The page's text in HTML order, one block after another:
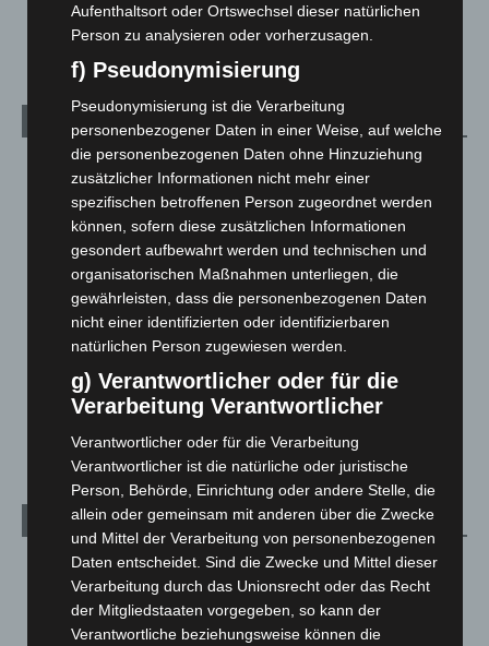
Celle: Mensch stirbt bei Bagger-Unfall auf Baustelle
5. August 2026
Blaulicht
2.799
Corona-News
712
Hannover und Region
Langenhagen und Ortsteile
Leserbriefe
Menschen
Veranstaltungen
Archiv
August 2026(14)
Juli 2026
(73)
Juni 2026(139)
Aufenthaltsort oder Ortswechsel dieser natürlichen
Person zu analysieren oder vorherzusagen.
f) Pseudonymisierung
Pseudonymisierung ist die Verarbeitung
personenbezogener Daten in einer Weise, auf welche
die personenbezogenen Daten ohne Hinzuziehung
zusätzlicher Informationen nicht mehr einer
spezifischen betroffenen Person zugeordnet werden
können, sofern diese zusätzlichen Informationen
gesondert aufbewahrt werden und technischen und
organisatorischen Maßnahmen unterliegen, die
gewährleisten, dass die personenbezogenen Daten
nicht einer identifizierten oder identifizierbaren
natürlichen Person zugewiesen werden.
g) Verantwortlicher oder für die
Verarbeitung Verantwortlicher
Verantwortlicher oder für die Verarbeitung
Verantwortlicher ist die natürliche oder juristische
Person, Behörde, Einrichtung oder andere Stelle, die
allein oder gemeinsam mit anderen über die Zwecke
und Mittel der Verarbeitung von personenbezogenen
Daten entscheidet. Sind die Zwecke und Mittel dieser
Verarbeitung durch das Unionsrecht oder das Recht
der Mitgliedstaaten vorgegeben, so kann der
Verantwortliche beziehungsweise können die